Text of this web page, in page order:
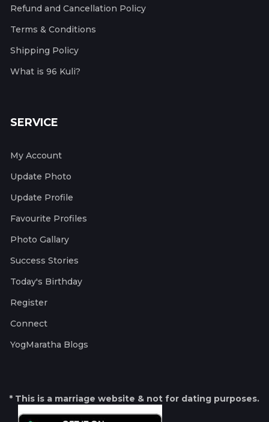
Refund and Cancellation Policy
Terms & Conditions
Shipping Policy
What is 96 Kuli?
SERVICE
My Account
Update Photo
Update Profile
Favourite Profiles
Photo Gallary
Success Stories
Today's Birthday
Register
Connect
YogMaratha Blogs
* This is a marriage website & not for dating purposes.